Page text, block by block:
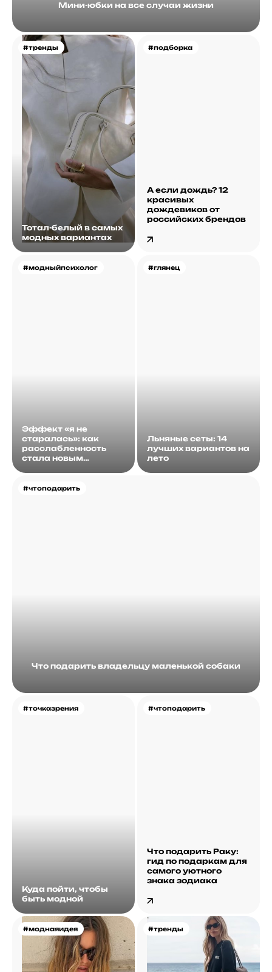
Мини-юбки на все случаи жизни
#тренды
Тотал-белый в самых
модных вариантах
#подборка
А если дождь? 12
красивых
дождевиков от
российских брендов
#модныйпсихолог
Эффект «я не
старалась»: как
расслабленность
стала новым
#чтоподарить
Что подарить владельцу маленькой собаки
#глянец
Льняные сеты: 14
лучших вариантов на
лето
#точказрения
Куда пойти, чтобы
быть модной
#чтоподарить
Что подарить Раку:
гид по подаркам для
самого уютного
знака зодиака
#моднаяидея #тренды